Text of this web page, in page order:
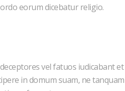
eorum dicebatur religio.
vel fatuos iudicabant et
in domum suam, ne tanquam